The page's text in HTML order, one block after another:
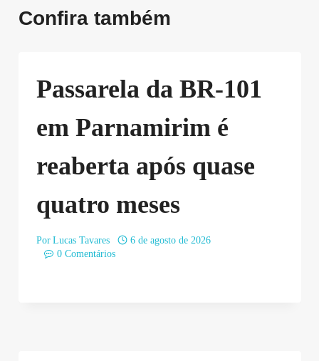
Confira também
Passarela da BR-101
em Parnamirim é
reaberta após quase
quatro meses
Por Lucas Tavares
6 de agosto de 2026
0 Comentários